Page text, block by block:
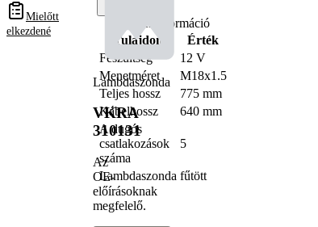
Mielőtt
elkezdené
Lambdaszonda
VKRA
310131
Az
OE-
előírásoknak
megfelelő.
Termékinformáció
Tulajdon
Érték
Feszültség
12 V
Menetméret
M18x1.5
Teljes hossz
775 mm
Kábelhossz
640 mm
A dugós
csatlakozások
száma
5
Lambdaszonda fűtött